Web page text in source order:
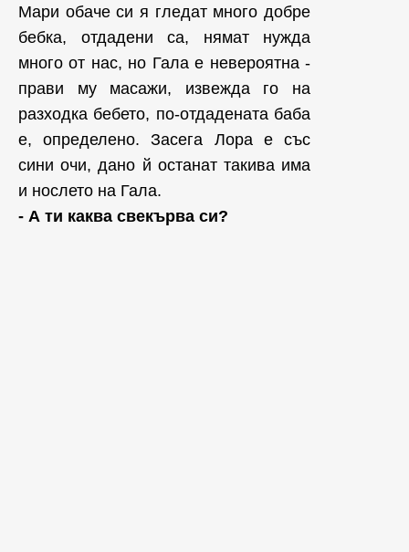
Мари обаче си я гледат много добре
бебка, отдадени са, нямат нужда
много от нас, но Гала е невероятна -
прави му масажи, извежда го на
разходка бебето, по-отдадената баба
е, определено. Засега Лора е със
сини очи, дано й останат такива има
и нослето на Гала.
- А ти каква свекърва си?